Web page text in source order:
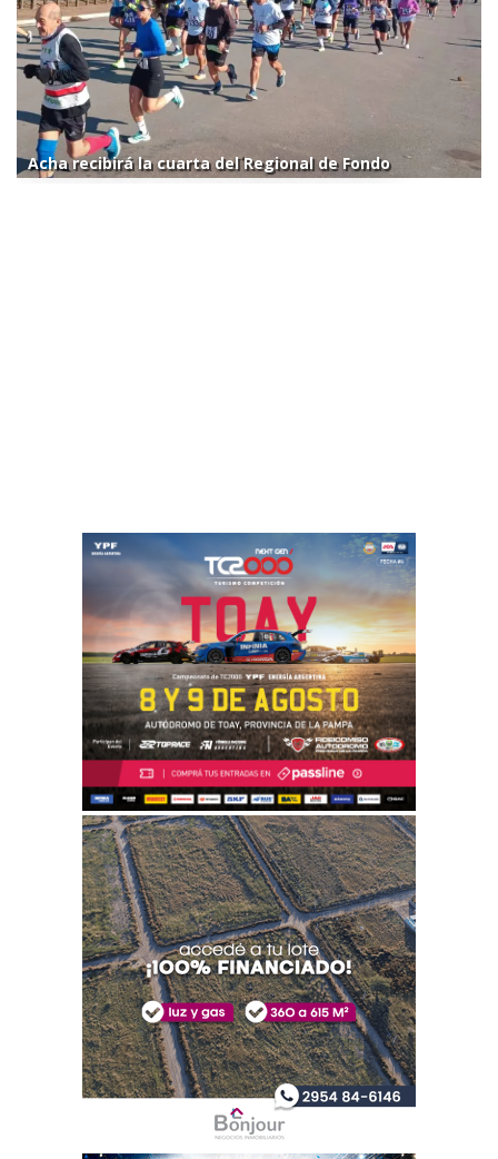
Acha recibirá la cuarta del Regional de Fondo